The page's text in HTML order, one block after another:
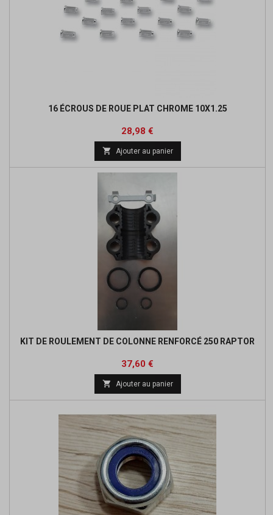
16 ÉCROUS DE ROUE PLAT CHROME 10X1.25
Prix
28,98 €
 Ajouter au panier
KIT DE ROULEMENT DE COLONNE RENFORCÉ 250 RAPTOR
Prix
37,60 €
base
 Ajouter au panier